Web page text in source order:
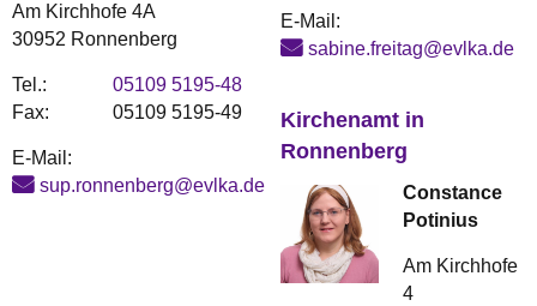
Am Kirchhofe 4A
30952 Ronnenberg
Tel.:
05109 5195-48
Fax:
05109 5195-49
E-Mail:
sup.ronnenberg@evlka.de
E-Mail:
sabine.freitag@evlka.de
Kirchenamt in
Ronnenberg
Constance
Potinius
Am Kirchhofe
4